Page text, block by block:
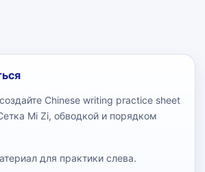
Chinese writing practice sheet
Mi Zi, обводкой и порядком
для практики слева.